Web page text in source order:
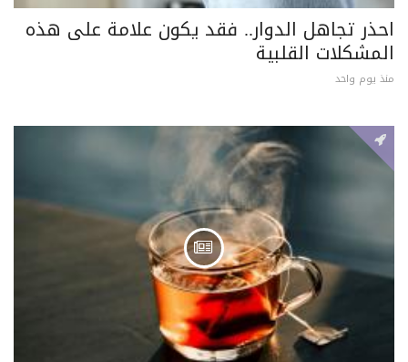
احذر تجاهل الدوار.. فقد يكون علامة على هذه
المشكلات القلبية
منذ يوم واحد